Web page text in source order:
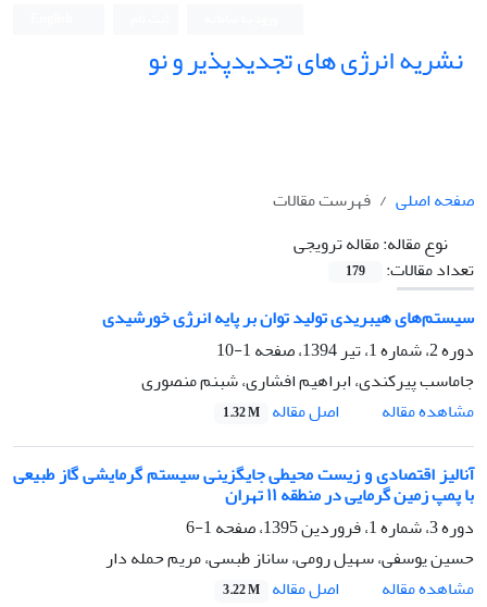
نشریه انرژی های تجدیدپذیر و نو
صفحه اصلی
فهرست مقالات
نوع مقاله:مقاله ترویجی
تعداد مقالات:
179
سیستم‌های هیبریدی تولید توان بر پایه انرژی خورشیدی
دوره 2، شماره 1، تیر 1394، صفحه
1-10
جاماسب پیرکندی، ابراهیم افشاری، شبنم منصوری
مشاهده مقاله
اصل مقاله 1.32 M
آنالیز اقتصادی و زیست محیطی جایگزینی سیستم گرمایشی گاز طبیعی
با پمپ زمین گرمایی در منطقه ١١ تهران
دوره 3، شماره 1، فروردین 1395، صفحه
1-6
حسین یوسفی، سهیل رومی، ساناز طبسی، مریم حمله دار
مشاهده مقاله
اصل مقاله 3.22 M